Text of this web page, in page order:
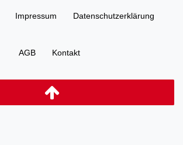
Impressum Daten­schutz­erklärung
AGB Kontakt